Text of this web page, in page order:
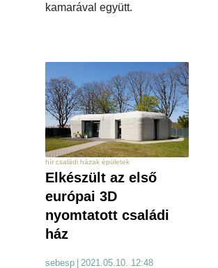
kamarával együtt.
hír családi házak épületek
Elkészült az első
európai 3D
nyomtatott családi
ház
sebesp 2021.05.10. 12:48